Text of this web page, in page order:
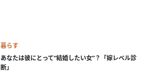
暮らす
あなたは彼にとって“結婚したい女”？「嫁レベル診
断」